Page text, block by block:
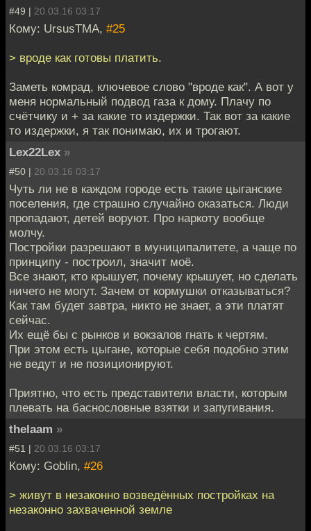
#49 | 20.03.16 03:17
Кому: UrsusTMA, #25
> вроде как готовы платить.
Заметь комрад, ключевое слово "вроде как". А вот у
меня нормальный подвод газа к дому. Плачу по
счётчику и + за какие то издержки. Так вот за какие
то издержки, я так понимаю, их и трогают.
Lex22Lex »
#50 | 20.03.16 03:17
Чуть ли не в каждом городе есть такие цыганские
поселения, где страшно случайно оказаться. Люди
пропадают, детей воруют. Про наркоту вообще
молчу.
Постройки разрешают в муниципалитете, а чаще по
принципу - построил, значит моё.
Все знают, кто крышует, почему крышует, но сделать
ничего не могут. Зачем от кормушки отказываться?
Как там будет завтра, никто не знает, а эти платят
сейчас.
Их ещё бы с рынков и вокзалов гнать к чертям.
При этом есть цыгане, которые себя подобно этим
не ведут и не позиционируют.
Приятно, что есть представители власти, которым
плевать на баснословные взятки и запугивания.
thelaam »
#51 | 20.03.16 03:17
Кому: Goblin, #26
> живут в незаконно возведённых постройках на
незаконно захваченной земле